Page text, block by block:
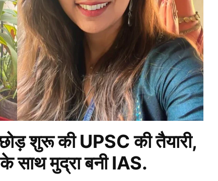
शुरू की UPSC की तैयारी,
साथ मुद्रा बनी IAS.